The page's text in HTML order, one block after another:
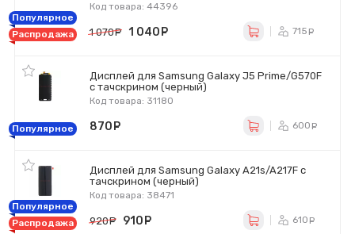
Код товара: 44396
Популярное
Распродажа
1 070 руб.
1 040 715
Дисплей для Samsung Galaxy J5 Prime/G570F
с тачскрином (черный)
Код товара: 31180
Популярное 870 600
Дисплей для Samsung Galaxy A21s/A217F с
тачскрином (черный)
Код товара: 38471
Популярное
Распродажа
920 руб.
910 610